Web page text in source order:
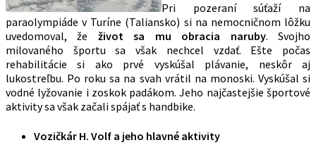
Pri pozeraní súťaží na
paraolympiáde v Turíne (Taliansko) si na nemocničnom lôžku
uvedomoval, že život sa mu obracia naruby. Svojho
milovaného športu sa však nechcel vzdať. Ešte počas
rehabilitácie si ako prvé vyskúšal plávanie, neskôr aj
lukostreľbu. Po roku sa na svah vrátil na monoski. Vyskúšal si
vodné lyžovanie i zoskok padákom. Jeho najčastejšie športové
aktivity sa však začali spájať s handbike.
Vozičkár H. Volf a jeho hlavné aktivity